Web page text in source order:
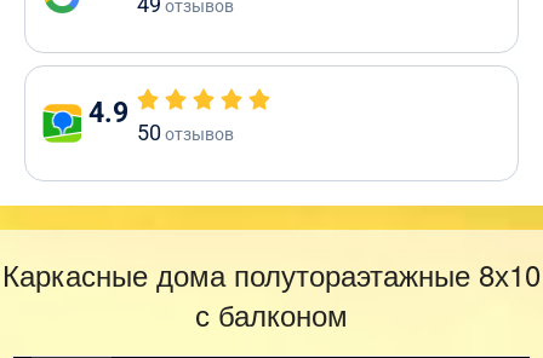
отзывов
4.9
50отзывов
Каркасные дома полутораэтажные 8х10
с балконом